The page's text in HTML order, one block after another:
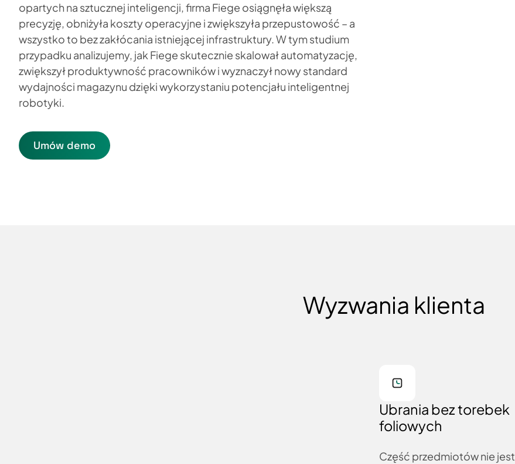
opartych na sztucznej inteligencji, firma Fiege osiągnęła większą
precyzję, obniżyła koszty operacyjne i zwiększyła przepustowość – a
wszystko to bez zakłócania istniejącej infrastruktury. W tym studium
przypadku analizujemy, jak Fiege skutecznie skalował automatyzację,
zwiększył produktywność pracowników i wyznaczył nowy standard
wydajności magazynu dzięki wykorzystaniu potencjału inteligentnej
robotyki.
Umów demo
Wyzwania klienta
Ubrania bez torebek
foliowych
Część przedmiotów nie jest